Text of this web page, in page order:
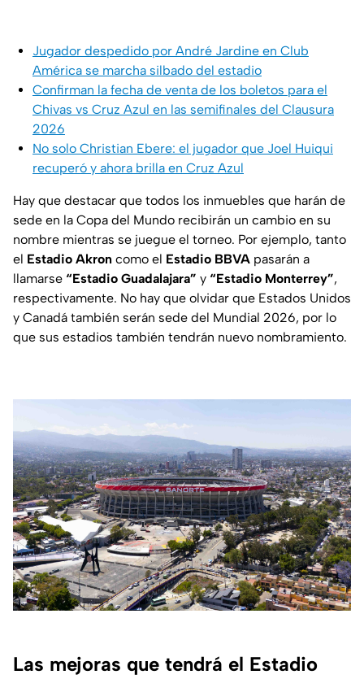
Jugador despedido por André Jardine en Club
América se marcha silbado del estadio
Confirman la fecha de venta de los boletos para el
Chivas vs Cruz Azul en las semifinales del Clausura
2026
No solo Christian Ebere: el jugador que Joel Huiqui
recuperó y ahora brilla en Cruz Azul
Hay que destacar que todos los inmuebles que harán de
sede en la Copa del Mundo recibirán un cambio en su
nombre mientras se juegue el torneo. Por ejemplo, tanto
el Estadio Akron como el Estadio BBVA pasarán a
llamarse “Estadio Guadalajara” y “Estadio Monterrey”,
respectivamente. No hay que olvidar que Estados Unidos
y Canadá también serán sede del Mundial 2026, por lo
que sus estadios también tendrán nuevo nombramiento.
Las mejoras que tendrá el Estadio